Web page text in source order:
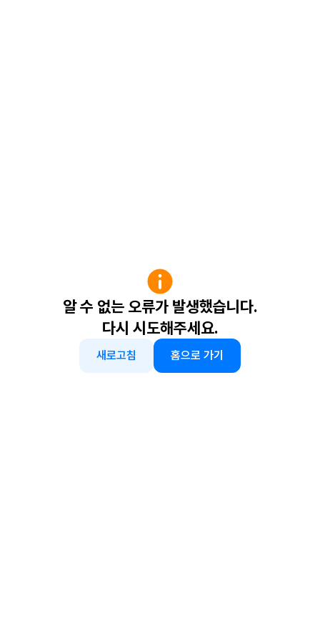
알 수 없는 오류가 발생했습니다.
다시 시도해주세요.
새로고침 홈으로 가기